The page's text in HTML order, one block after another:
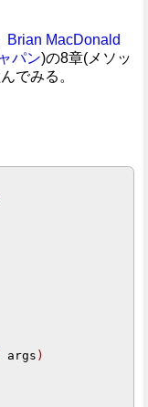
Brian MacDonald
パン)の8章(メソッ
でみる。
args )